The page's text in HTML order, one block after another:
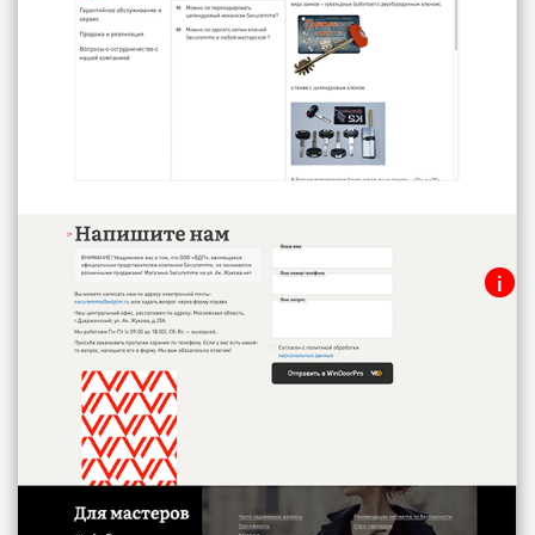
Часто задаваемые вопросы
i
Футер
Форма обратной связи, ссылки на
социальные сети и навигация.